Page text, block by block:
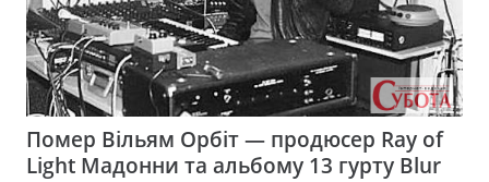
Помер Вільям Орбіт — продюсер Ray of
Light Мадонни та альбому 13 гурту Blur